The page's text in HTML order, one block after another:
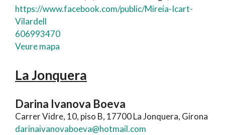
https://www.facebook.com/public/Mireia-Icart-
Vilardell
606993470
Veure mapa
La Jonquera
Darina Ivanova Boeva
Carrer Vidre, 10, piso B, 17700 La Jonquera, Girona
darinaivanovaboeva@hotmail.com